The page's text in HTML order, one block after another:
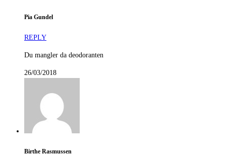
Pia Gundel
REPLY
Du mangler da deodoranten
26/03/2018
Birthe Rasmussen